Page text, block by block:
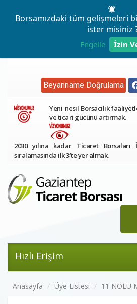
Borsamızdaki tüm gelişmeleri
ister misiniz
Engelle İzin
Beyanname Doğrulama
Yeni nesil Borsacılık
ve ticari gücünü artırmak.
2030 yılına kadar Ticaret Borsaları
sıralamasında ilk 3’te yer almak.
Hızlı Erişim
Anasayfa Üye Listesi 11 NOLU